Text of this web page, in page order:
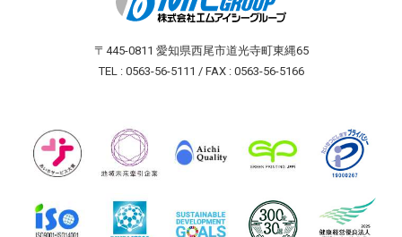
〒445-0811 愛知県西尾市道光寺町東縄65
TEL : 0563-56-5111 / FAX : 0563-56-5166